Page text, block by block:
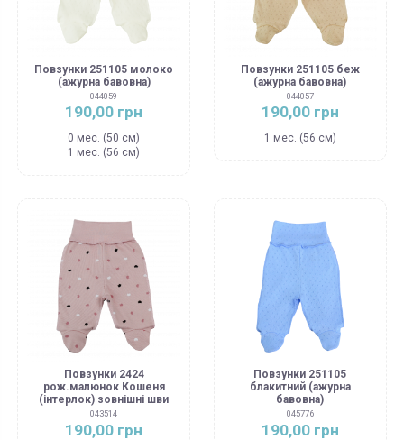
Повзунки 251105 молоко
(ажурна бавовна)
044059
190,00 грн
0 мес. (50 см)
1 мес. (56 см)
Повзунки 251105 беж
(ажурна бавовна)
044057
190,00 грн
1 мес. (56 см)
Повзунки 2424
рож.малюнок Кошеня
(інтерлок) зовнішні шви
043514
190,00 грн
Повзунки 251105
блакитний (ажурна
бавовна)
045776
190,00 грн